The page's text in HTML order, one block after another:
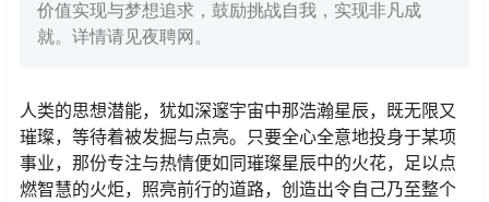
价值实现与梦想追求，鼓励挑战自我，实现非凡成
就。详情请见夜聘网。
人类的思想潜能，犹如深邃宇宙中那浩瀚星辰，既无限又
璀璨，等待着被发掘与点亮。只要全心全意地投身于某项
事业，那份专注与热情便如同璀璨星辰中的火花，足以点
燃智慧的火炬，照亮前行的道路，创造出令自己乃至整个